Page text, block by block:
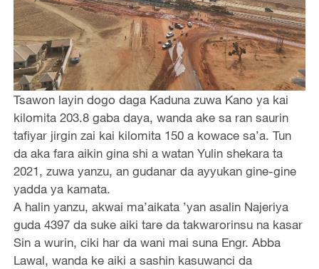
Tsawon layin dogo daga Kaduna zuwa Kano ya kai
kilomita 203.8 gaba daya, wanda ake sa ran saurin
tafiyar jirgin zai kai kilomita 150 a kowace sa’a. Tun
da aka fara aikin gina shi a watan Yulin shekara ta
2021, zuwa yanzu, an gudanar da ayyukan gine-gine
yadda ya kamata.
A halin yanzu, akwai ma’aikata ’yan asalin Najeriya
guda 4397 da suke aiki tare da takwarorinsu na kasar
Sin a wurin, ciki har da wani mai suna Engr. Abba
Lawal, wanda ke aiki a sashin kasuwanci da